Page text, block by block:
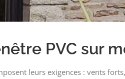
PVC sur
leurs exigences : vents